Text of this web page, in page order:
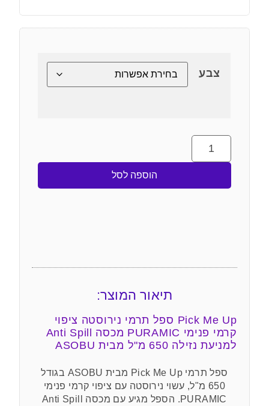
צבע
הוספה לסל
תיאור המוצר:
Pick Me Up ספל תרמי נירוסטה ציפוי
קרמי פנימי PURAMIC מכסה Anti Spill
למניעת נזילה 650 מ"ל מבית ASOBU
ספל תרמי Pick Me Up מבית ASOBU בגודל
650 מ"ל, עשוי נירוסטה עם ציפוי קרמי פנימי
PURAMIC. הספל מגיע עם מכסה Anti Spill